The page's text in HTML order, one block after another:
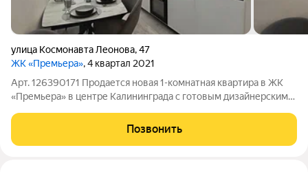
улица Космонавта Леонова,47
ЖК «Премьера», 4 квартал 2021
Арт. 126390171 Продается новая 1-комнатная квартира в ЖК
«Премьера» в центре Калининграда с готовым дизайнерским
солнечная сторона Тихий
Позвонить